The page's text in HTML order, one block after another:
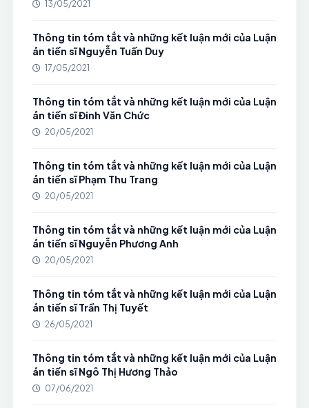
13/05/2021
Thông tin tóm tắt và những kết luận mới của Luận
án tiến sĩ Nguyễn Tuấn Duy
17/05/2021
Thông tin tóm tắt và những kết luận mới của Luận
án tiến sĩ Đinh Văn Chức
20/05/2021
Thông tin tóm tắt và những kết luận mới của Luận
án tiến sĩ Phạm Thu Trang
20/05/2021
Thông tin tóm tắt và những kết luận mới của Luận
án tiến sĩ Nguyễn Phương Anh
20/05/2021
Thông tin tóm tắt và những kết luận mới của Luận
án tiến sĩ Trần Thị Tuyết
26/05/2021
Thông tin tóm tắt và những kết luận mới của Luận
án tiến sĩ Ngô Thị Hương Thảo
07/06/2021